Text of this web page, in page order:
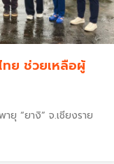
ทย ช่วยเหลือผู้
ยุ “ยางิ” จ.เชียงราย